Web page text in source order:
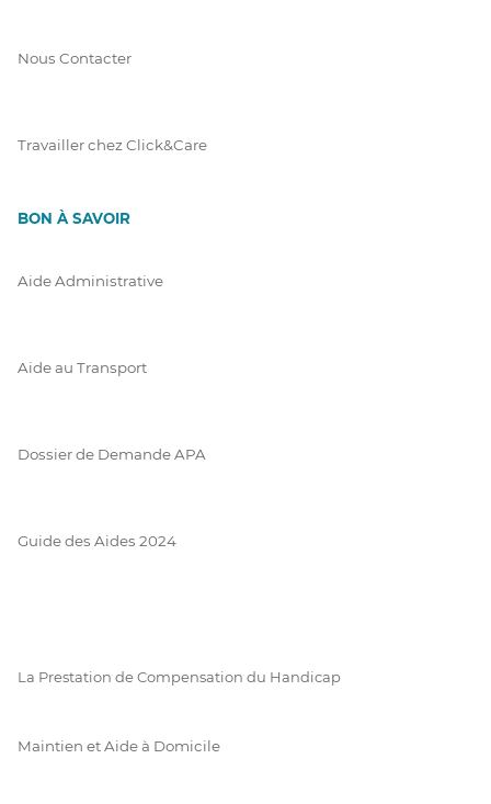
Nous Contacter
Travailler chez Click&Care
BON À SAVOIR
Aide Administrative
Aide au Transport
Dossier de Demande APA
Guide des Aides 2024
La Prestation de Compensation du Handicap
Maintien et Aide à Domicile